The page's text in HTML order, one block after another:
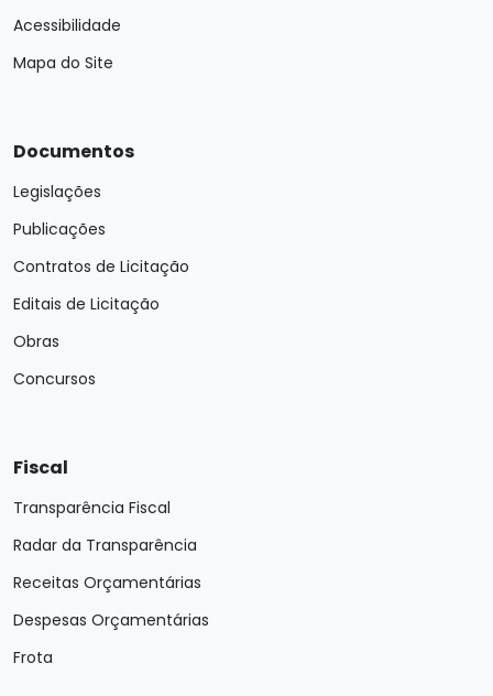
Acessibilidade
Mapa do Site
Documentos
Legislações
Publicações
Contratos de Licitação
Editais de Licitação
Obras
Concursos
Fiscal
Transparência Fiscal
Radar da Transparência
Receitas Orçamentárias
Despesas Orçamentárias
Frota